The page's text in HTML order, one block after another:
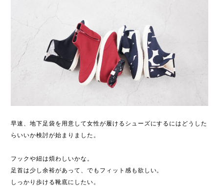
早速、地下足袋を用意して女性が履けるシューズにするにはどうした
らいいか検討が始まりました。
フックや紐は煩わしいかな。
足首は少し余裕があって、でもフィット感も欲しい。
しっかり歩ける靴底にしたい。